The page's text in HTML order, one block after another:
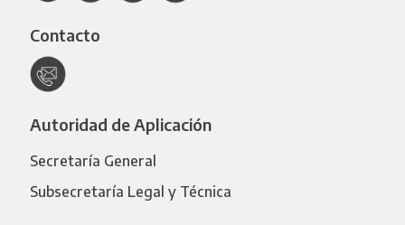
Contacto
Autoridad de Aplicación
Secretaría General
Subsecretaría Legal y Técnica